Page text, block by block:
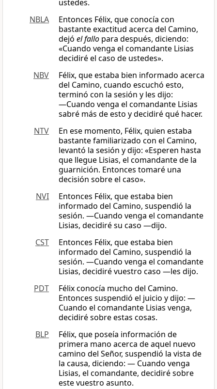
ustedes.
NBLA
Entonces Félix, que conocía con
bastante exactitud acerca del Camino,
dejó el fallo para después, diciendo:
«Cuando venga el comandante Lisias
decidiré el caso de ustedes».
NBV
Félix, que estaba bien informado acerca
del Camino, cuando escuchó esto,
terminó con la sesión y les dijo:
―Cuando venga el comandante Lisias
sabré más de esto y decidiré qué hacer.
NTV
En ese momento, Félix, quien estaba
bastante familiarizado con el Camino,
levantó la sesión y dijo: «Esperen hasta
que llegue Lisias, el comandante de la
guarnición. Entonces tomaré una
decisión sobre el caso».
NVI
Entonces Félix, que estaba bien
informado del Camino, suspendió la
sesión. —Cuando venga el comandante
Lisias, decidiré su caso —dijo.
CST
Entonces Félix, que estaba bien
informado del Camino, suspendió la
sesión. ―Cuando venga el comandante
Lisias, decidiré vuestro caso —les dijo.
PDT
Félix conocía mucho del Camino.
Entonces suspendió el juicio y dijo: —
Cuando el comandante Lisias venga,
decidiré sobre estas cosas.
BLP
Félix, que poseía información de
primera mano acerca de aquel nuevo
camino del Señor, suspendió la vista de
la causa, diciendo: — Cuando venga
Lisias, el comandante, decidiré sobre
este vuestro asunto.